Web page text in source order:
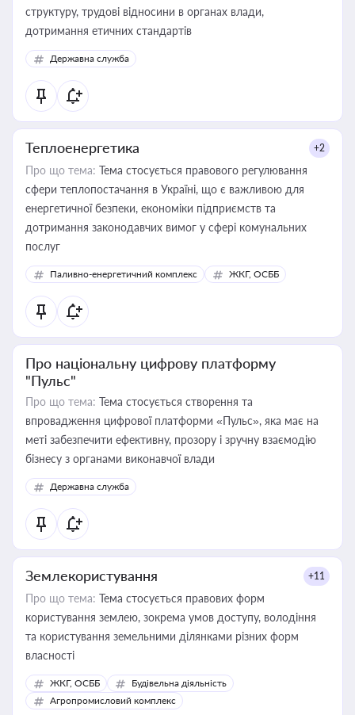
структуру, трудові відносини в органах влади,
дотримання етичних стандартів
Державна служба
Теплоенергетика +2
Про що тема: Тема стосується правового регулювання
сфери теплопостачання в Україні, що є важливою для
енергетичної безпеки, економіки підприємств та
дотримання законодавчих вимог у сфері комунальних
послуг
Паливно-енергетичний комплекс ЖКГ, ОСББ
Про національну цифрову платформу
"Пульс"
Про що тема: Тема стосується створення та
впровадження цифрової платформи «Пульс», яка має на
меті забезпечити ефективну, прозору і зручну взаємодію
бізнесу з органами виконавчої влади
Державна служба
Землекористування +11
Про що тема: Тема стосується правових форм
користування землею, зокрема умов доступу, володіння
та користування земельними ділянками різних форм
власності
ЖКГ, ОСББ
Будівельна діяльність
Агропромисловий комплекс